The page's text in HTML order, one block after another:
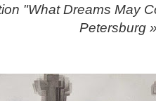
"What Dreams May
Petersburg